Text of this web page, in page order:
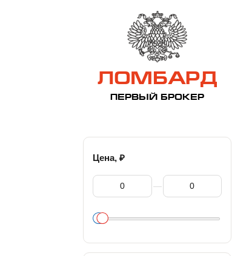
ЛОМБАРД
ПЕРВЫЙ БРОКЕР
Цена, ₽
—